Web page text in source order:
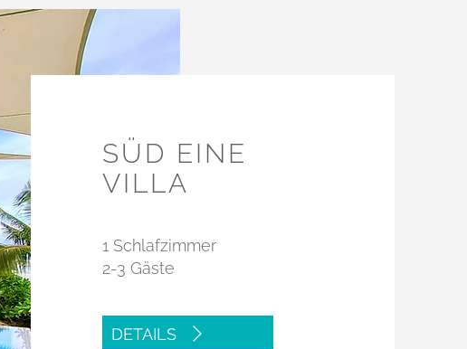
SÜD EINE
VILLA
1 Schlafzimmer
2-3 Gäste
DETAILS